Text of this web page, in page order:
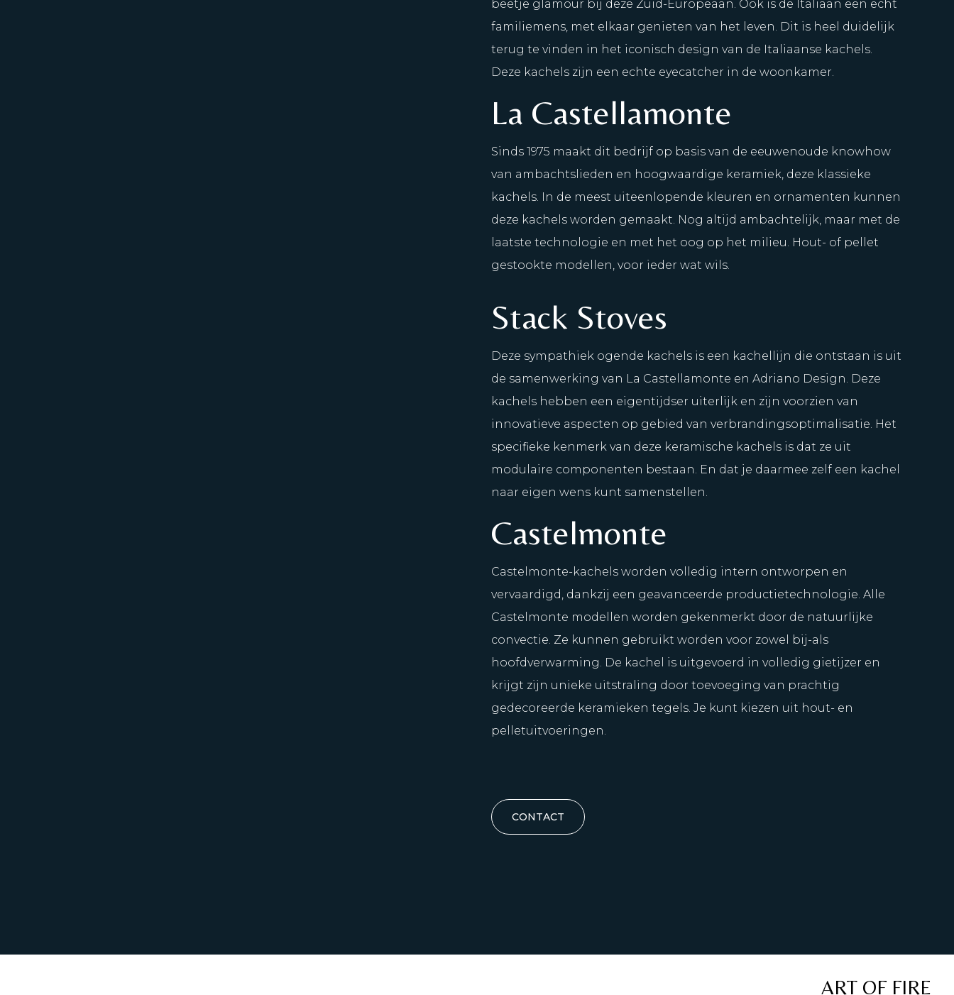
beetje glamour bij deze Zuid-Europeaan. Ook is de Italiaan een echt
familiemens, met elkaar genieten van het leven. Dit is heel duidelijk
terug te vinden in het iconisch design van de Italiaanse kachels.
Deze kachels zijn een echte eyecatcher in de woonkamer.
La Castellamonte
Sinds 1975 maakt dit bedrijf op basis van de eeuwenoude knowhow
van ambachtslieden en hoogwaardige keramiek, deze klassieke
kachels. In de meest uiteenlopende kleuren en ornamenten kunnen
deze kachels worden gemaakt. Nog altijd ambachtelijk, maar met de
laatste technologie en met het oog op het milieu. Hout- of pellet
gestookte modellen, voor ieder wat wils.
Stack Stoves
Deze sympathiek ogende kachels is een kachellijn die ontstaan is uit
de samenwerking van La Castellamonte en Adriano Design. Deze
kachels hebben een eigentijdser uiterlijk en zijn voorzien van
innovatieve aspecten op gebied van verbrandingsoptimalisatie. Het
specifieke kenmerk van deze keramische kachels is dat ze uit
modulaire componenten bestaan. En dat je daarmee zelf een kachel
naar eigen wens kunt samenstellen.
Castelmonte
Castelmonte-kachels worden volledig intern ontworpen en
vervaardigd, dankzij een geavanceerde productietechnologie. Alle
Castelmonte modellen worden gekenmerkt door de natuurlijke
convectie. Ze kunnen gebruikt worden voor zowel bij-als
hoofdverwarming. De kachel is uitgevoerd in volledig gietijzer en
krijgt zijn unieke uitstraling door toevoeging van prachtig
gedecoreerde keramieken tegels. Je kunt kiezen uit hout- en
pelletuitvoeringen.
CONTACT
ART OF FIRE